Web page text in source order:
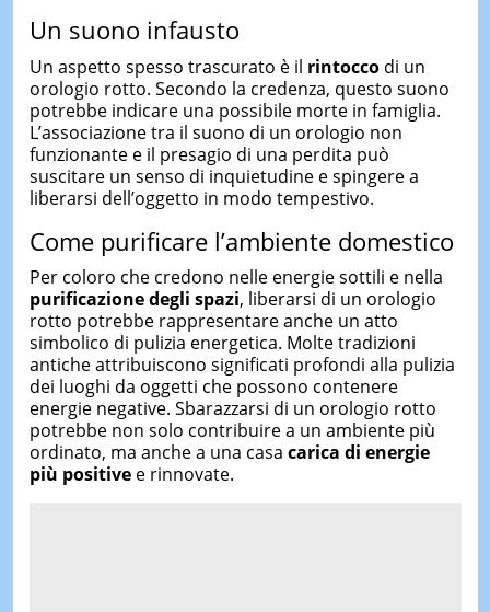
Un suono infausto
Un aspetto spesso trascurato è il rintoccodi un
orologio rotto. Secondo la credenza, questo suono
potrebbe indicare una possibile morte in famiglia.
L’associazione tra il suono di un orologio non
funzionante e il presagio di una perdita può
suscitare un senso di inquietudine e spingere a
liberarsi dell’oggetto in modo tempestivo.
Come purificare l’ambiente domestico
Per coloro che credono nelle energie sottili e nella
purificazione degli spazi, liberarsi di un orologio
rotto potrebbe rappresentare anche un atto
simbolico di pulizia energetica. Molte tradizioni
antiche attribuiscono significati profondi alla pulizia
dei luoghi da oggetti che possono contenere
energie negative. Sbarazzarsi di un orologio rotto
potrebbe non solo contribuire a un ambiente più
ordinato, ma anche a una casa carica di energie
più positivee rinnovate.